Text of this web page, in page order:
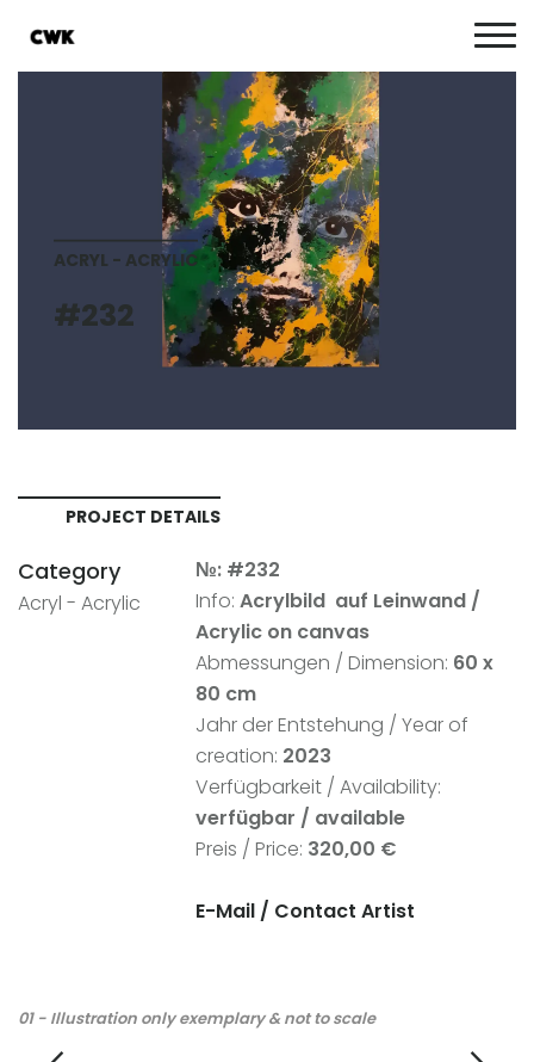
ACRYL - ACRYLIC
#232
PROJECT DETAILS
Category
Acryl - Acrylic
№: #232
Info:Acrylbild auf Leinwand /
Acrylic on canvas
Abmessungen / Dimension: 60 x
80 cm
Jahr der Entstehung / Year of
creation: 2023
Verfügbarkeit / Availability:
verfügbar / available
Preis / Price: 320,00 €
E-Mail / Contact Artist
01 - Illustration only exemplary & not to scale